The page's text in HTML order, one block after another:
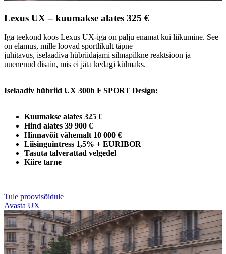
Lexus UX – kuumakse alates 325 €
Iga teekond koos Lexus UX-iga on palju enamat kui liikumine. See
on elamus, mille loovad sportlikult täpne
juhitavus, iselaadiva hübriidajami silmapilkne reaktsioon ja
uuenenud disain, mis ei jäta kedagi külmaks.
Iselaadiv hübriid UX 300h F SPORT Design:
Kuumakse alates 325 €
Hind alates 39 900 €
Hinnavõit vähemalt 10 000 €
Liisinguintress 1,5% + EURIBOR
Tasuta talverattad velgedel
Kiire tarne
Tule proovisõidule
Avasta UX